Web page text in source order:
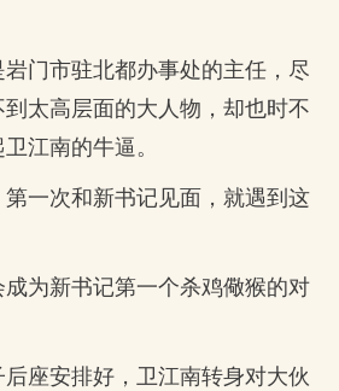
门市驻北都办事处的主任，尽
太高层面的大人物，却也时不
江南的牛逼。
一次和新书记见面，就遇到这
为新书记第一个杀鸡儆猴的对
座安排好，卫江南转身对大伙